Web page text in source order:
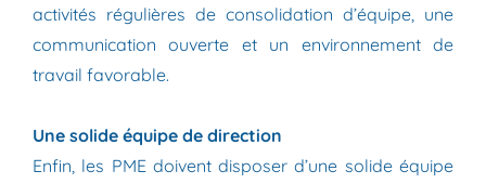
activités régulières de consolidation d’équipe, une
communication ouverte et un environnement de
travail favorable.
Une solide équipe de direction
Enfin, les PME doivent disposer d’une solide équipe